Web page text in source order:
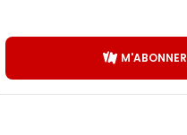
M'ABONNER